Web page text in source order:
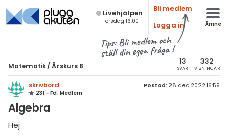
Live­hjälpen
Torsdag 16:00
Bli medlem
Logga in
Ämne
Tips: Bli medlem och
ställ din egen fråga !
Matematik /Årskurs 8 13
SVAR
332
VISNINGAR
skrivbord
231 – Fd. Medlem
Postad: 28 dec 2022 16:59
Algebra
Hej
Alla ämnen
Matematik
Alla trådar
& Bygg